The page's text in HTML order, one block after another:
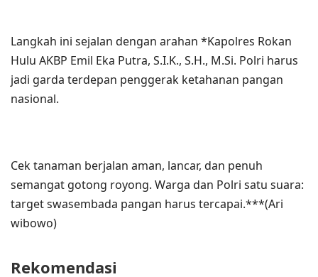
Langkah ini sejalan dengan arahan *Kapolres Rokan
Hulu AKBP Emil Eka Putra, S.I.K., S.H., M.Si. Polri harus
jadi garda terdepan penggerak ketahanan pangan
nasional.
Cek tanaman berjalan aman, lancar, dan penuh
semangat gotong royong. Warga dan Polri satu suara:
target swasembada pangan harus tercapai.***(Ari
wibowo)
Rekomendasi